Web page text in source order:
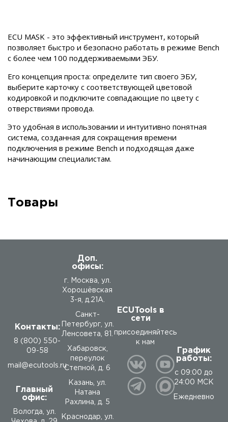
ECU MASK - это эффективный инструмент, который
позволяет быстро и безопасно работать в режиме Bench
с более чем 100 поддерживаемыми ЭБУ.
Его концепция проста: определите тип своего ЭБУ,
выберите карточку с соответствующей цветовой
кодировкой и подключите совпадающие по цвету с
отверствиями провода.
Это удобная в использовании и интуитивно понятная
система, созданная для сокращения времени
подключения в режиме Bench и подходящая даже
начинающим специалистам.
Товары
Контакты:
8 (800) 550-
09-58
mail@ecutools.ru
Главный
офис:
Вологда
ул.
Доп.
офисы:
г. Москва, ул.
Хорошёвская
3-я, д.21А.
Санкт-
Петербург, ул.
Ленсовета, 81.
Хабаровск,
переулок
Степной, д. 6
Казань, ул.
Натана
Рахлина, д. 5
Краснодар, ул.
ECUTools в
сети
присоединяйтесь
к нам
График
работы:
с 09:00 до
24:00 МСК
Ежедневно